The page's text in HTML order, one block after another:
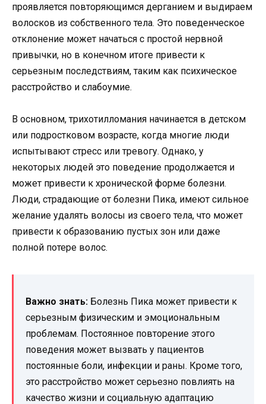
проявляется повторяющимся дерганием и выдираем
волосков из собственного тела. Это поведенческое
отклонение может начаться с простой нервной
привычки, но в конечном итоге привести к
серьезным последствиям, таким как психическое
расстройство и слабоумие.
В основном, трихотилломания начинается в детском
или подростковом возрасте, когда многие люди
испытывают стресс или тревогу. Однако, у
некоторых людей это поведение продолжается и
может привести к хронической форме болезни.
Люди, страдающие от болезни Пика, имеют сильное
желание удалять волосы из своего тела, что может
привести к образованию пустых зон или даже
полной потере волос.
Важно знать: Болезнь Пика может привести к
серьезным физическим и эмоциональным
проблемам. Постоянное повторение этого
поведения может вызвать у пациентов
постоянные боли, инфекции и раны. Кроме того,
это расстройство может серьезно повлиять на
качество жизни и социальную адаптацию